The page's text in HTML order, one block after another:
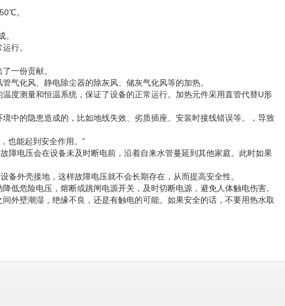
。
行。
一份贡献。
气化风、静电除尘器的除灰风、储灰气化风等的加热。
度测量和恒温系统，保证了设备的正常运行。加热元件采用直管代替U形
中的隐患造成的，比如地线失效、劣质插座、安装时接线错误等。，导致
也能起到安全作用。”
障电压会在设备未及时断电前，沿着自来水管蔓延到其他家庭。此时如果
外壳接地，这样故障电压就不会长期存在，从而提高安全性。
低危险电压，熔断或跳闸电源开关，及时切断电源，避免人体触电伤害。
外壁潮湿，绝缘不良，还是有触电的可能。如果安全的话，不要用热水取